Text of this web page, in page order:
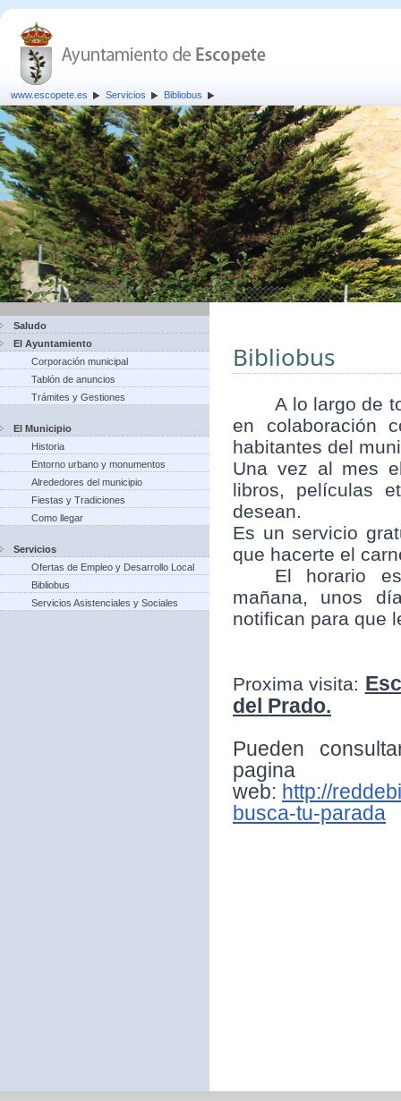
www.escopete.es Servicios Bibliobus
Saludo
El Ayuntamiento
Corporación municipal
Tablón de anuncios
Trámites y Gestiones
El Municipio
Historia
Entorno urbano y monumentos
Alrededores del municipio
Fiestas y Tradiciones
Como llegar
Servicios
Ofertas de Empleo y Desarrollo Local
Bibliobus
Servicios Asistenciales y Sociales
Bibliobus
A lo largo de
en colaboración
habitantes del
Una vez al mes
libros, películas
desean.
Es un servicio
que hacerte el
El horario
mañana, unos
notifican para que
Proxima visita:
del Prado.
Pueden
pagina
web: http://
busca-tu-parada